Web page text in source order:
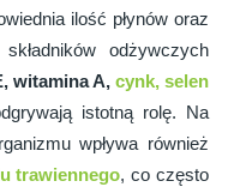
ilość płynów oraz
odżywczych
witamina A, cynk, selen
istotną rolę. Na
wpływa również
trawiennego, co często